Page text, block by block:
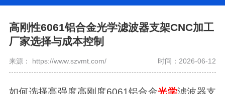
高刚性6061铝合金光学滤波器支架CNC加工
厂家选择与成本控制
来源： https://www.szvmt.com/ 时间：2026-06-12
如何选择高强度高刚度6061铝合金光学滤波器支